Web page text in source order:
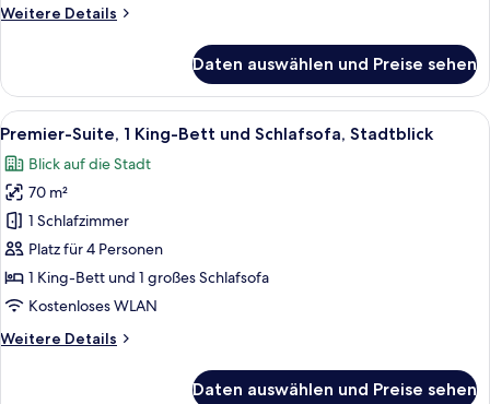
Stadtblick
Weitere Details
Weitere
Zimmer,
1 King-
Bett
Schlafsofa,
Stadtblick
Daten auswählen und Preise sehen
Alle
Fotos
für
Premier-
Suite,
1 King-
Bett
und
Stadtblick
Ein modernes Hotelzimmer mit
7
Premier-Suite, 1 King-Bett und Schlafsofa, Stadtblick
Blick auf die Stadt
70 m²
1 Schlafzimmer
Platz für 4 Personen
1 King-Bett und 1 großes Schlafsofa
Kostenloses WLAN
Weitere Details
Weitere
Daten auswählen und Preise sehen